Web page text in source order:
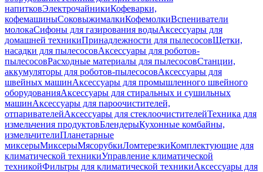
напитковЭлектрочайникиКофеварки,
кофемашиныСоковыжималкиКофемолкиВспениватели
молокаСифоны для газирования водыАксессуары для
домашней техникиПринадлежности для пылесосовЩетки,
насадки для пылесосовАксессуары для роботов-
пылесосовРасходные материалы для пылесосовСтанции,
аккумуляторы для роботов-пылесосовАксессуары для
швейных машинАксессуары для промышленного швейного
оборудованияАксессуары для стиральных и сушильных
машинАксессуары для пароочистителей,
отпаривателейАксессуары для стеклоочистителейТехника для
измельчения продуктовБлендерыКухонные комбайны,
измельчителиПланетарные
миксерыМиксерыМясорубкиЛомтерезкиКомплектующие для
климатической техникиУправление климатической
техникойФильтры для климатической техникиАксессуары для